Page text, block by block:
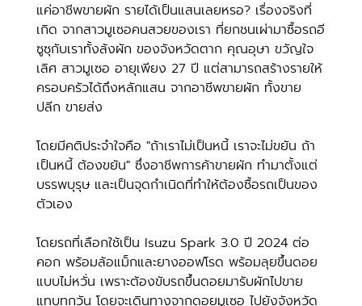
แค่อาชีพขายผัก รายได้เป็นแสนเลยหรอ? เรื่องจริงที่่
เกิด จากสาวมูเซอคนสวยของเรา ที่ยกชนเผ่ามาซื้อรถอี
ซูซุกับเราทั้งล้งผัก ของจังหวัดตาก คุณอุษา ขวัญใจ
เลิศ สาวมูเซอ อายุเพียง 27 ปี แต่สามารถสร้างรายให้
ครอบครัวได้ถึงหลักแสน จากอาชีพขายผัก ทั้งขาย
ปลีก ขายส่ง
โดยมีคติประจำใจคือ "ถ้าเราไม่เป็นหนี้ เราจะไม่ขยัน ถ้า
เป็นหนี้ ต้องขยัน" ซึ่งอาชีพการค้าขายผัก ทำมาตั้งแต่
บรรพบุรุษ และเป็นจุดกำเนิดที่ทำให้ต้องซื้อรถเป็นของ
ตัวเอง
โดยรถที่เลือกใช้เป็น Isuzu Spark 3.0 ปี 2024 ต่อ
คอก พร้อมล้อแม็กและยางออฟโรด พร้อมลุยขึ้นดอย
แบบไม่หวั่น เพราะต้องขับรถขึ้นดอยมารับผักไปขาย
แทบทุกวัน โดยจะเดินทางจากดอยมูเซอ ไปยังจังหวัด